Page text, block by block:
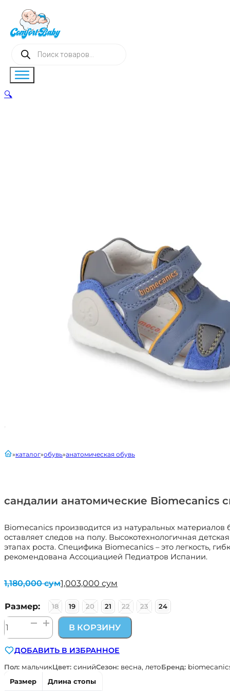
Поиск
товаров
сандалии анатомические Biomecanics
Biomecanics производится из натуральных
оставляет следов на полу. Высокотехнологичная
этапах роста. Специфика Biomecanics – это легкость,
рекомендована Ассоциацией Педиатров Испании.
главнаякаталог обувь анатомическая обувь
1,180,000сум
Первоначальная
составляла
1,180,000 сум.
1,003,000 сум
Текущая
1,003,000 сум.
Размер: 18 19 20 21 22 23 24
Количество
товара
анатомические
Biomecanics
В КОРЗИНУ
ДОБАВИТЬ В ИЗБРАННОЕ
Пол: мальчикЦвет: синийСезон: весна, летоБренд:
Размер
Длина стопы
🔍